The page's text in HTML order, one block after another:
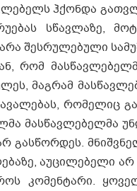
ჰქონდა
სწავლაზე,
შესრულებული
მაგრამ
რომელიც
მასწავლებელმა
აუცილებელი
კომენტარი.